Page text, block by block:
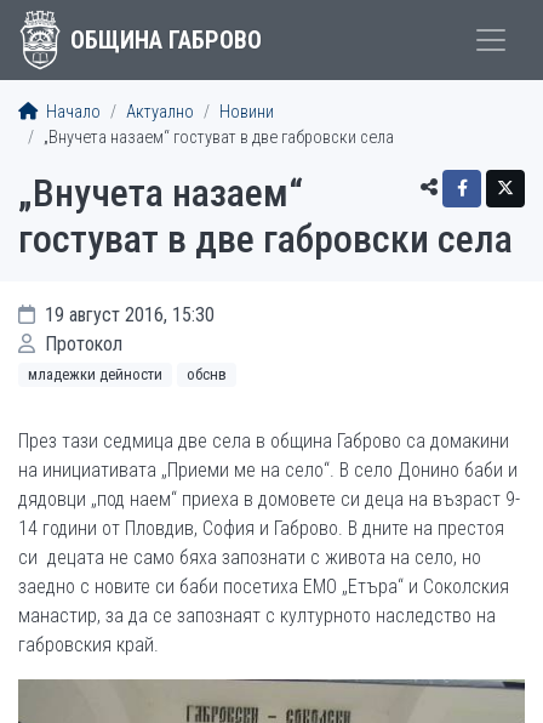
ОБЩИНА ГАБРОВО
Начало Актуално
Новини
„Внучета назаем“ гостуват в две габровски села
„Внучета назаем“
гостуват в две габровски села
19 август 2016, 15:30
Протокол
младежки дейности обснв
През тази седмица две села в община Габрово са домакини
на инициативата „Приеми ме на село“. В село Донино баби и
дядовци „под наем“ приеха в домовете си деца на възраст 9-
14 години от Пловдив, София и Габрово. В дните на престоя
си децата не само бяха запознати с живота на село, но
заедно с новите си баби посетиха ЕМО „Етъра“ и Соколския
манастир, за да се запознаят с културното наследство на
габровския край.